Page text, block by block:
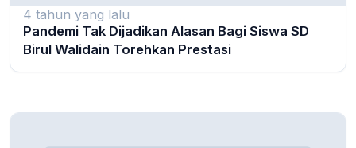
4 tahun yang lalu
Pandemi Tak Dijadikan Alasan Bagi Siswa SD
Birul Walidain Torehkan Prestasi